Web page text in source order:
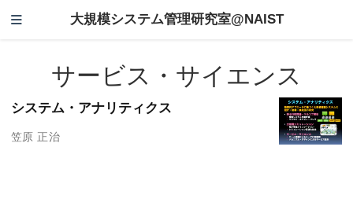
大規模システム管理研究室@NAIST
サービス・サイエンス
システム・アナリティクス
笠原 正治